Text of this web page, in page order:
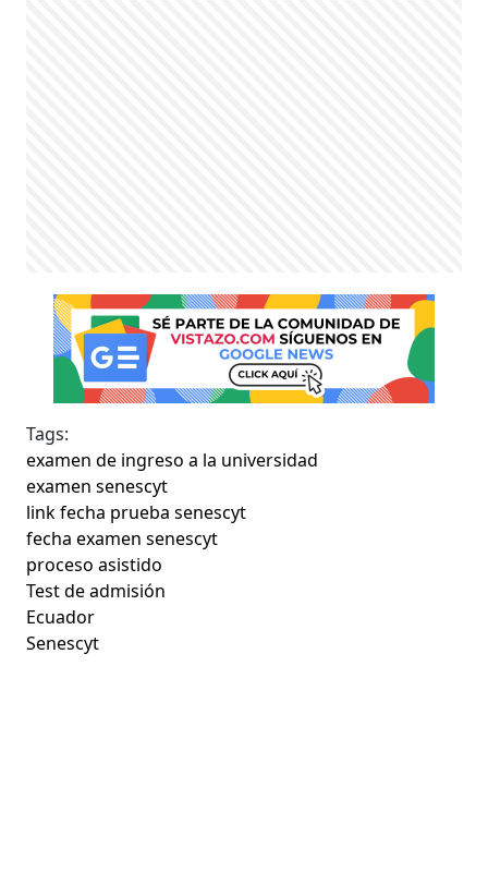
Tags:
examen de ingreso a la universidad
examen senescyt
link fecha prueba senescyt
fecha examen senescyt
proceso asistido
Test de admisión
Ecuador
Senescyt